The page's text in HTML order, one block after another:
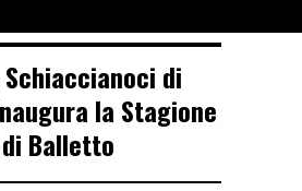
di
la Stagione
di Balletto